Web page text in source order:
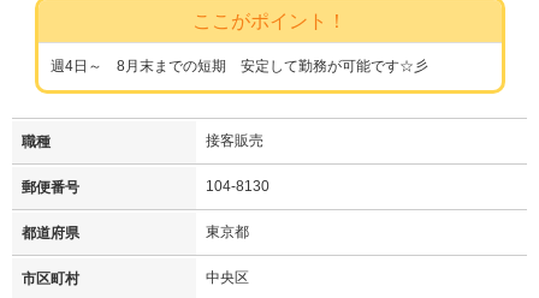
ここがポイント！
週4日～ 8月末までの短期 安定して勤務が可能です☆彡
職種 接客販売
郵便番号 104-8130
都道府県 東京都
市区町村 中央区